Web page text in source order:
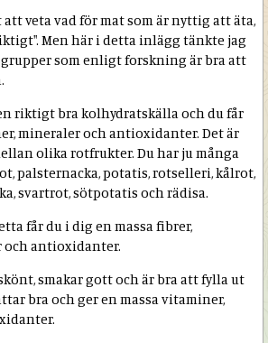
veta vad för mat som är nyttig att äta,
Men här i detta inlägg tänkte jag
som enligt forskning är bra att
riktigt bra kolhydratskälla och du får
mineraler och antioxidanter. Det är
olika rotfrukter. Du har ju många
palsternacka, potatis, rotselleri, kålrot,
svartrot, sötpotatis och rädisa.
får du i dig en massa fibrer,
antioxidanter.
smakar gott och är bra att fylla ut
bra och ger en massa vitaminer,